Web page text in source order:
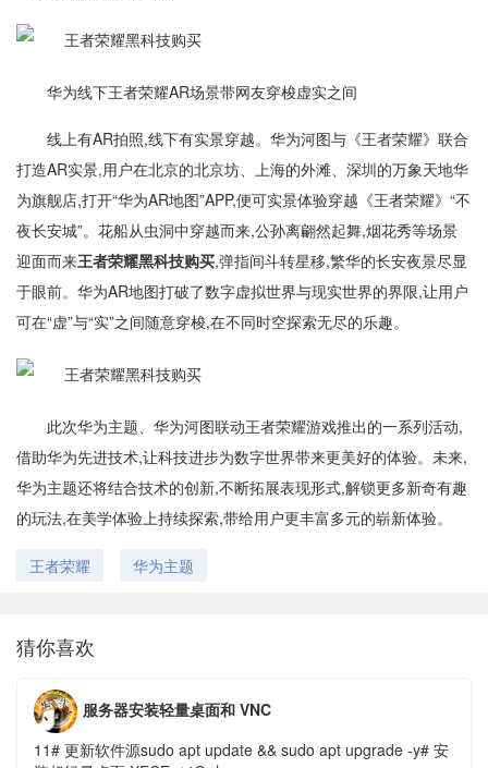
华为线下王者荣耀AR场景带网友穿梭虚实之间
线上有AR拍照,线下有实景穿越。华为河图与《王者荣耀》联合
打造AR实景,用户在北京的北京坊、上海的外滩、深圳的万象天地华
为旗舰店,打开“华为AR地图”APP,便可实景体验穿越《王者荣耀》“不
夜长安城”。花船从虫洞中穿越而来,公孙离翩然起舞,烟花秀等场景
迎面而来王者荣耀黑科技购买,弹指间斗转星移,繁华的长安夜景尽显
于眼前。华为AR地图打破了数字虚拟世界与现实世界的界限,让用户
可在“虚”与“实”之间随意穿梭,在不同时空探索无尽的乐趣。
此次华为主题、华为河图联动王者荣耀游戏推出的一系列活动,
借助华为先进技术,让科技进步为数字世界带来更美好的体验。未来,
华为主题还将结合技术的创新,不断拓展表现形式,解锁更多新奇有趣
的玩法,在美学体验上持续探索,带给用户更丰富多元的崭新体验。
王者荣耀 华为主题
猜你喜欢
服务器安装轻量桌面和 VNC
11# 更新软件源sudo apt update && sudo apt upgrade -y# 安